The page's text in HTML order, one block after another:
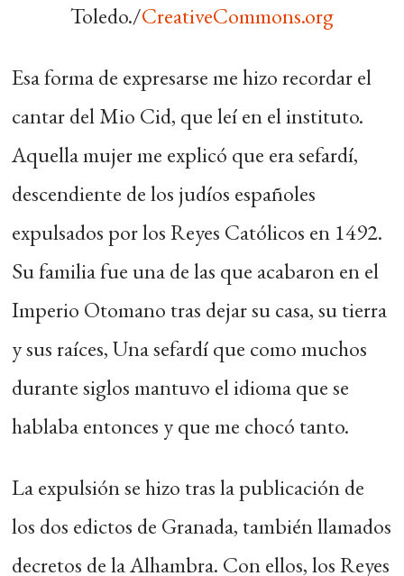
Toledo./CreativeCommons.org
Esa forma de expresarse me hizo recordar el
cantar del Mio Cid, que leí en el instituto.
Aquella mujer me explicó que era sefardí,
descendiente de los judíos españoles
expulsados por los Reyes Católicos en 1492.
Su familia fue una de las que acabaron en el
Imperio Otomano tras dejar su casa, su tierra
y sus raíces, Una sefardí que como muchos
durante siglos mantuvo el idioma que se
hablaba entonces y que me chocó tanto.
La expulsión se hizo tras la publicación de
los dos edictos de Granada, también llamados
decretos de la Alhambra. Con ellos, los Reyes